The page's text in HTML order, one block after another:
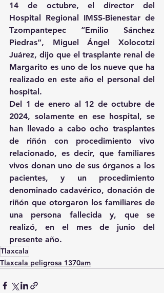
14 de octubre, el director del
Hospital Regional IMSS-Bienestar de
Tzompantepec “Emilio Sánchez
Piedras”, Miguel Ángel Xolocotzi
Juárez, dijo que el trasplante renal de
Margarito es uno de los nueve que ha
realizado en este año el personal del
hospital.
Del 1 de enero al 12 de octubre de
2024, solamente en ese hospital, se
han llevado a cabo ocho trasplantes
de riñón con procedimiento vivo
relacionado, es decir, que familiares
vivos donan uno de sus órganos a los
pacientes, y un procedimiento
denominado cadavérico, donación de
riñón que otorgaron los familiares de
una persona fallecida y, que se
realizó, en el mes de junio del
presente año.
Tlaxcala
Tlaxcala peligrosa 1370am